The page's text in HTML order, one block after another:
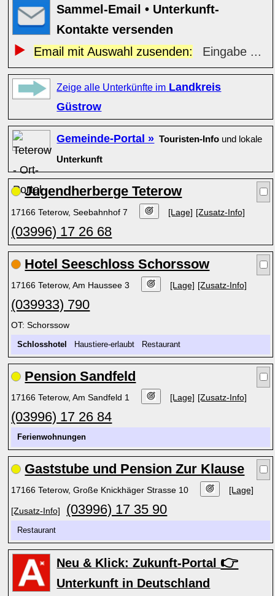
Sammel-Email • Unterkunft-
Kontakte versenden
Email mit Auswahl zusenden:
Eingabe ...
Zeige alle Unterkünfte im Landkreis
Güstrow
Gemeinde-Portal » Touristen-Info und lokale
Unterkunft
Jugendherberge Teterow
17166 Teterow, Seebahnhof 7 [Lage] [Zusatz-Info]
(03996) 17 26 68
Hotel Seeschloss Schorssow
17166 Teterow, Am Haussee 3 [Lage] [Zusatz-Info]
(039933) 790
OT: Schorssow
Schlosshotel Haustiere-erlaubt Restaurant
Pension Sandfeld
17166 Teterow, Am Sandfeld 1 [Lage] [Zusatz-Info]
(03996) 17 26 84
Ferienwohnungen
Gaststube und Pension Zur Klause
17166 Teterow, Große Knickhäger Strasse 10 [Lage]
[Zusatz-Info] (03996) 17 35 90
Restaurant
Neu & Klick: Zukunft-Portal 👉
Unterkunft in Deutschland